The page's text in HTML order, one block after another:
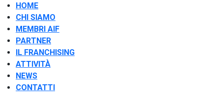
HOME
CHI SIAMO
MEMBRI AIF
PARTNER
IL FRANCHISING
ATTIVITÀ
NEWS
CONTATTI